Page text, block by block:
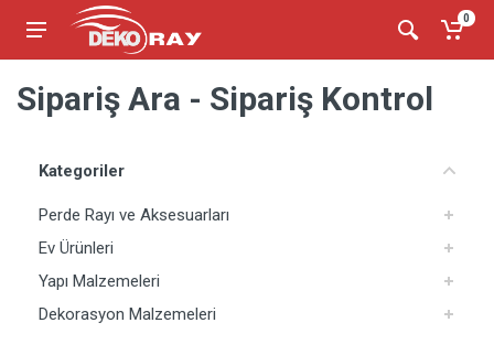
0
Sipariş Ara - Sipariş Kontrol
Kategoriler
Perde Rayı ve Aksesuarları
Ev Ürünleri
Yapı Malzemeleri
Dekorasyon Malzemeleri